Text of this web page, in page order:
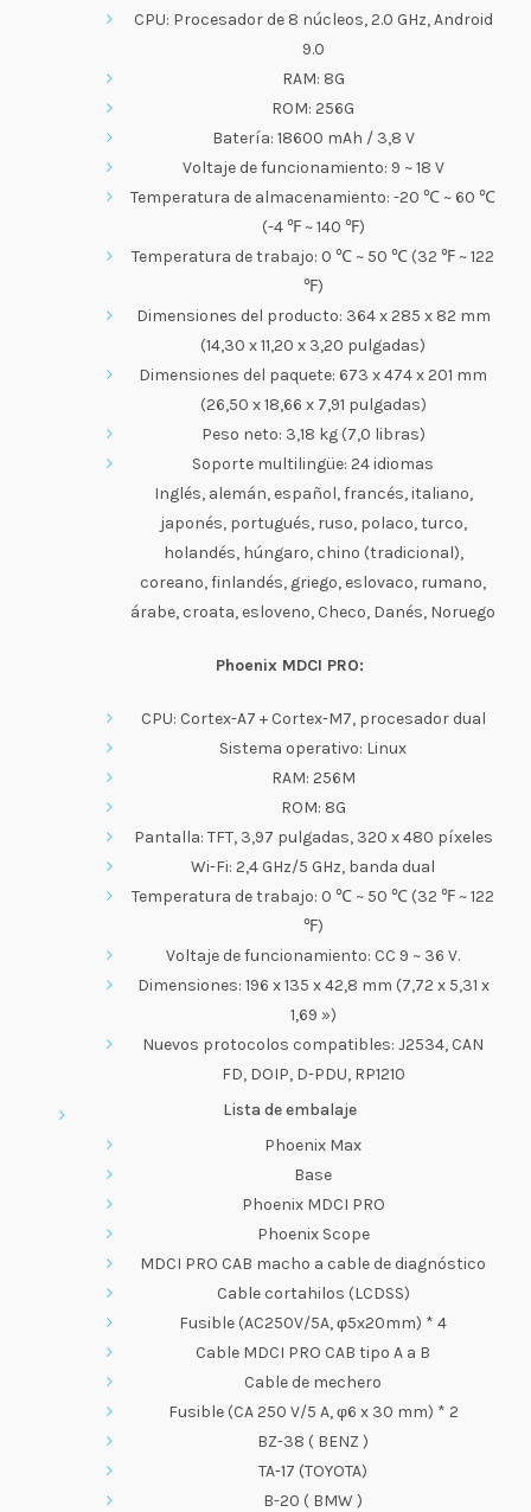
CPU: Procesador de 8 núcleos, 2.0 GHz, Android
9.0
RAM: 8G
ROM: 256G
Batería: 18600 mAh / 3,8 V
Voltaje de funcionamiento: 9 ~ 18 V
Temperatura de almacenamiento: -20 ℃ ~ 60 ℃
(-4 ℉ ~ 140 ℉)
Temperatura de trabajo: 0 ℃ ~ 50 ℃ (32 ℉ ~ 122
℉)
Dimensiones del producto: 364 x 285 x 82 mm
(14,30 x 11,20 x 3,20 pulgadas)
Dimensiones del paquete: 673 x 474 x 201 mm
(26,50 x 18,66 x 7,91 pulgadas)
Peso neto: 3,18 kg (7,0 libras)
Soporte multilingüe: 24 idiomas
Inglés, alemán, español, francés, italiano,
japonés, portugués, ruso, polaco, turco,
holandés, húngaro, chino (tradicional),
coreano, finlandés, griego, eslovaco, rumano,
árabe, croata, esloveno, Checo, Danés, Noruego
Phoenix MDCI PRO:
CPU: Cortex-A7 + Cortex-M7, procesador dual
Sistema operativo: Linux
RAM: 256M
ROM: 8G
Pantalla: TFT, 3,97 pulgadas, 320 x 480 píxeles
Wi-Fi: 2,4 GHz/5 GHz, banda dual
Temperatura de trabajo: 0 ℃ ~ 50 ℃ (32 ℉ ~ 122
℉)
Voltaje de funcionamiento: CC 9 ~ 36 V.
Dimensiones: 196 x 135 x 42,8 mm (7,72 x 5,31 x
1,69 »)
Nuevos protocolos compatibles: J2534, CAN
FD, DOIP, D-PDU, RP1210
Lista de embalaje
Phoenix Max
Base
Phoenix MDCI PRO
Phoenix Scope
MDCI PRO CAB macho a cable de diagnóstico
Cable cortahilos (LCDSS)
Fusible (AC250V/5A, φ5x20mm) * 4
Cable MDCI PRO CAB tipo A a B
Cable de mechero
Fusible (CA 250 V/5 A, φ6 x 30 mm) * 2
BZ-38 ( BENZ )
TA-17 (TOYOTA)
B-20 ( BMW )